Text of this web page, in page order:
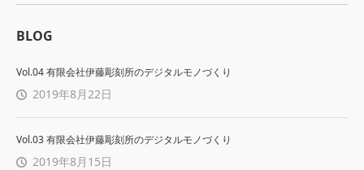
BLOG
Vol.04 有限会社伊藤彫刻所のデジタルモノづくり
2019年8月22日
Vol.03 有限会社伊藤彫刻所のデジタルモノづくり
2019年8月15日